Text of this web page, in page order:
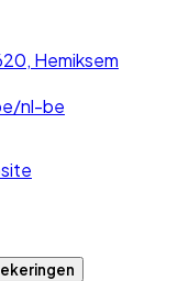
Hemiksem
nl-be